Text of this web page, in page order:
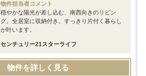
物件担当者コメント
穏やかな陽光が差し込む、南西向きのリビン
グ。全居室に収納付き。すっきり片付く暮らし
が叶います。
センチュリー21スターライフ
物件を詳しく見る